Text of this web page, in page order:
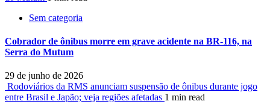
Sem categoria
Cobrador de ônibus morre em grave acidente na BR-116, na
Serra do Mutum
29 de junho de 2026
Rodoviários da RMS anunciam suspensão de ônibus durante jogo
entre Brasil e Japão; veja regiões afetadas 1 min read